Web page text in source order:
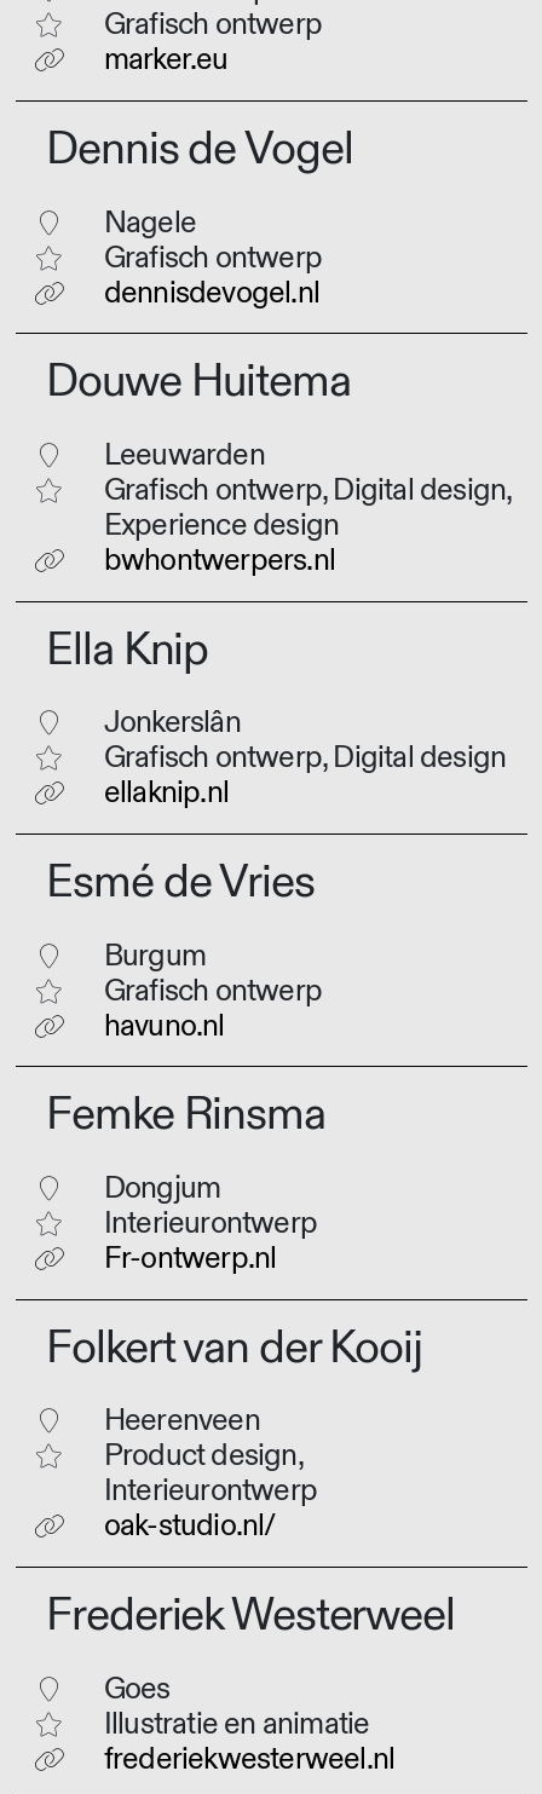
Grafisch ontwerp
marker.eu
Dennis de Vogel
Nagele
Grafisch ontwerp
dennisdevogel.nl
Douwe Huitema
Leeuwarden
Grafisch ontwerp, Digital design,
Experience design
bwhontwerpers.nl
Ella Knip
Jonkerslân
Grafisch ontwerp, Digital design
ellaknip.nl
Esmé de Vries
Burgum
Grafisch ontwerp
havuno.nl
Femke Rinsma
Dongjum
Interieurontwerp
Fr-ontwerp.nl
Folkert van der Kooij
Heerenveen
Product design,
Interieurontwerp
oak-studio.nl/
Frederiek Westerweel
Goes
Illustratie en animatie
frederiekwesterweel.nl